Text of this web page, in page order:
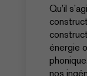
Qu’il
énergie
nos